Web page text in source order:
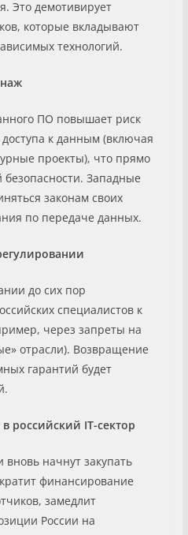
Это демотивирует
которые вкладывают
технологий.
ПО повышает риск
к данным (включая
проекты), что прямо
Западные
законам своих
по передаче данных.
до сих пор
специалистов к
через запреты на
отрасли). Возвращение
гарантий будет
российский IT-сектор
вновь начнут закупать
финансирование
замедлит
России на